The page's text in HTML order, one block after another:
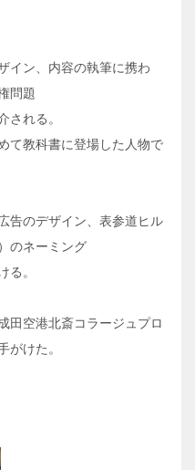
イン、内容の執筆に携わ
問題
される。
て教科書に登場した人物で
告のデザイン、表参道ヒル
のネーミング
る。
田空港北斎コラージュプロ
がけた。